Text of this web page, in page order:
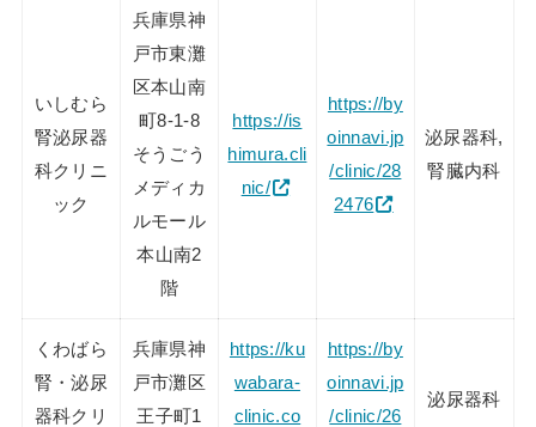
いしむら
腎泌尿器
科クリニ
ック
兵庫県神
戸市東灘
区本山南
町8-1-8
そうごう
メディカ
ルモール
本山南2
階
https://is
himura.cli
nic/
https://by
oinnavi.jp
/clinic/28
2476
泌尿器科,
腎臓内科
くわばら
腎・泌尿
器科クリ
兵庫県神
戸市灘区
王子町1
https://ku
wabara-
clinic.co
https://by
oinnavi.jp
/clinic/26
泌尿器科